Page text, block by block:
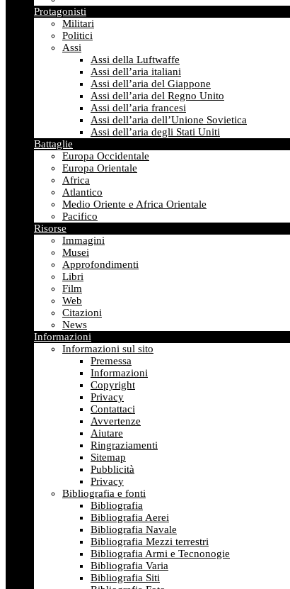
Protagonisti
Militari
Politici
Assi
Assi della Luftwaffe
Assi dell’aria italiani
Assi dell’aria del Giappone
Assi dell’aria del Regno Unito
Assi dell’aria francesi
Assi dell’aria dell’Unione Sovietica
Assi dell’aria degli Stati Uniti
Battaglie
Europa Occidentale
Europa Orientale
Africa
Atlantico
Medio Oriente e Africa Orientale
Pacifico
Risorse
Immagini
Musei
Approfondimenti
Libri
Film
Web
Citazioni
News
Informazioni
Informazioni sul sito
Premessa
Informazioni
Copyright
Privacy
Contattaci
Avvertenze
Aiutare
Ringraziamenti
Sitemap
Pubblicità
Privacy
Bibliografia e fonti
Bibliografia
Bibliografia Aerei
Bibliografia Navale
Bibliografia Mezzi terrestri
Bibliografia Armi e Tecnonogie
Bibliografia Varia
Bibliografia Siti